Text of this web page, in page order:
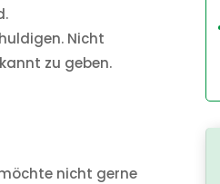
Nicht
zu geben.
nicht gerne